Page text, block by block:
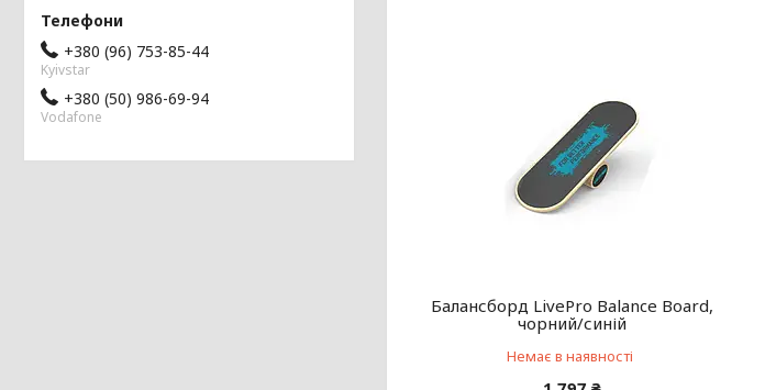
Балансборд LivePro Balance Board,
чорний/синій
Немає в наявності
+380 (96) 753-85-44
Kyivstar
+380 (50) 986-69-94
Vodafone